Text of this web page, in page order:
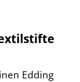
Edding